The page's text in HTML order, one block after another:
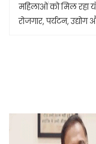
महिलाओं को मिल रहा
रोजगार, पर्यटन,